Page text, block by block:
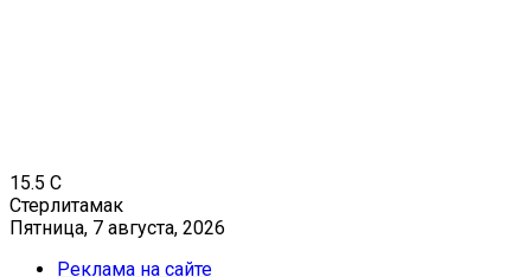
15.5 C
Стерлитамак
Пятница, 7 августа, 2026
Реклама на сайте